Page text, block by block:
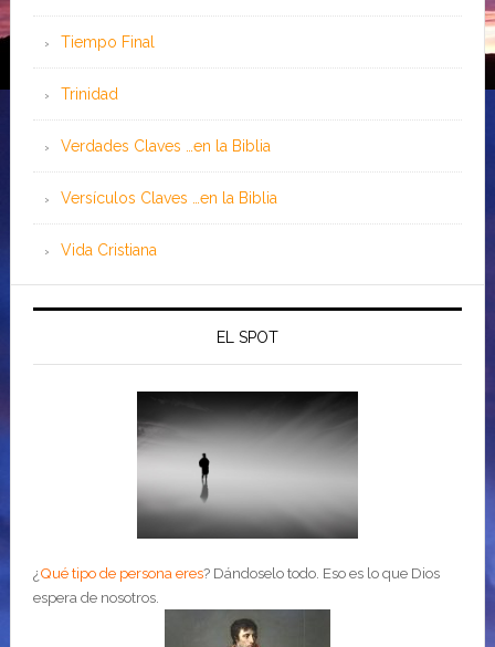
Tiempo Final
Trinidad
Verdades Claves …en la Biblia
Versículos Claves …en la Biblia
Vida Cristiana
EL SPOT
¿Qué tipo de persona eres? Dándoselo todo. Eso es lo que Dios
espera de nosotros.